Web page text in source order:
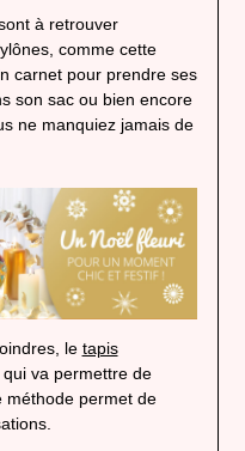
à retrouver
comme cette
carnet pour prendre ses
son sac ou bien encore
ne manquiez jamais de
le tapis
va permettre de
méthode permet de